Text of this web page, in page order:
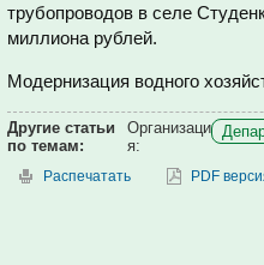
трубопроводов в селе
миллиона рублей.
Модернизация водного
Другие статьи
по темам:
Организаци
я:
Распечатать PDF